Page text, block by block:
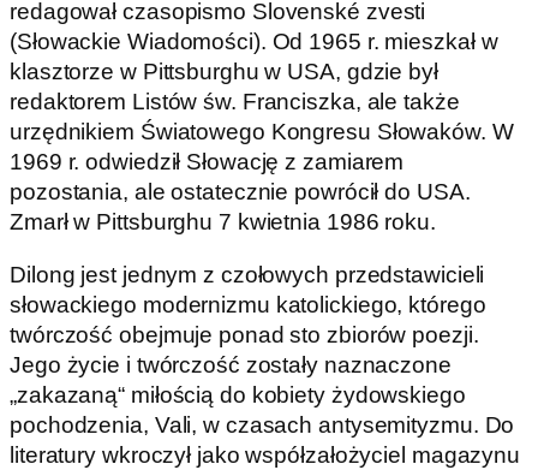
redagował czasopismo Slovenské zvesti
(Słowackie Wiadomości). Od 1965 r. mieszkał w
klasztorze w Pittsburghu w USA, gdzie był
redaktorem Listów św. Franciszka, ale także
urzędnikiem Światowego Kongresu Słowaków. W
1969 r. odwiedził Słowację z zamiarem
pozostania, ale ostatecznie powrócił do USA.
Zmarł w Pittsburghu 7 kwietnia 1986 roku.
Dilong jest jednym z czołowych przedstawicieli
słowackiego modernizmu katolickiego, którego
twórczość obejmuje ponad sto zbiorów poezji.
Jego życie i twórczość zostały naznaczone
„zakazaną“ miłością do kobiety żydowskiego
pochodzenia, Vali, w czasach antysemityzmu. Do
literatury wkroczył jako współzałożyciel magazynu